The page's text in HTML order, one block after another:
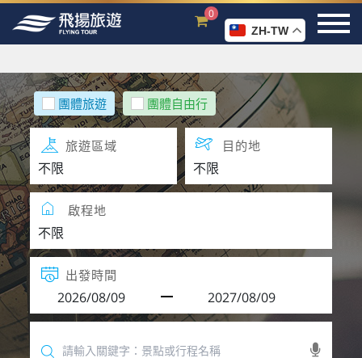
0
ZH-TW
團體旅遊 團體自由行
旅遊區域 目的地
啟程地
出發時間